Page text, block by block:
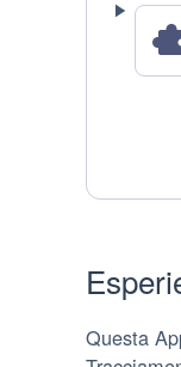
Questa